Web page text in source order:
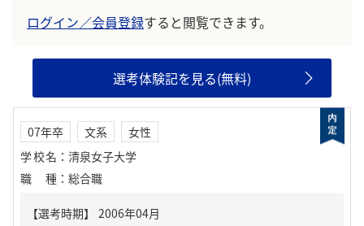
ログイン／会員登録すると閲覧できます。
選考体験記を見る(無料)
07年卒 文系
女性
学校名 ： 清泉女子大学
職種 ： 総合職